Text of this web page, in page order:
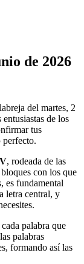
de 2026
del martes, 2
de los
tus
perfecto.
V, rodeada de las
con los que
es fundamental
letra central, y
palabra que
palabras
formando así las